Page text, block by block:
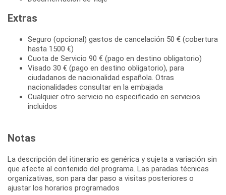
Extras
Seguro (opcional) gastos de cancelación 50 € (cobertura
hasta 1500 €)
Cuota de Servicio 90 € (pago en destino obligatorio)
Visado 30 € (pago en destino obligatorio), para
ciudadanos de nacionalidad española. Otras
nacionalidades consultar en la embajada
Cualquier otro servicio no especificado en servicios
incluidos
Notas
La descripción del itinerario es genérica y sujeta a variación sin
que afecte al contenido del programa. Las paradas técnicas
organizativas, son para dar paso a visitas posteriores o
ajustar los horarios programados